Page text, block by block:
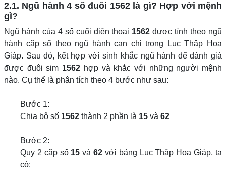
2.1. Ngũ hành 4 số đuôi 1562 là gì? Hợp với mệnh
gì?
Ngũ hành của 4 số cuối điện thoại 1562 được tính theo ngũ
hành cặp số theo ngũ hành can chi trong Lục Thập Hoa
Giáp. Sau đó, kết hợp với sinh khắc ngũ hành để đánh giá
được đuôi sim 1562 hợp và khắc với những người mệnh
nào. Cụ thể là phân tích theo 4 bước như sau:
Bước 1:
Chia bộ số 1562 thành 2 phần là 15 và 62
Bước 2:
Quy 2 cặp số 15 và62 với bảng Lục Thập Hoa Giáp, ta
có: